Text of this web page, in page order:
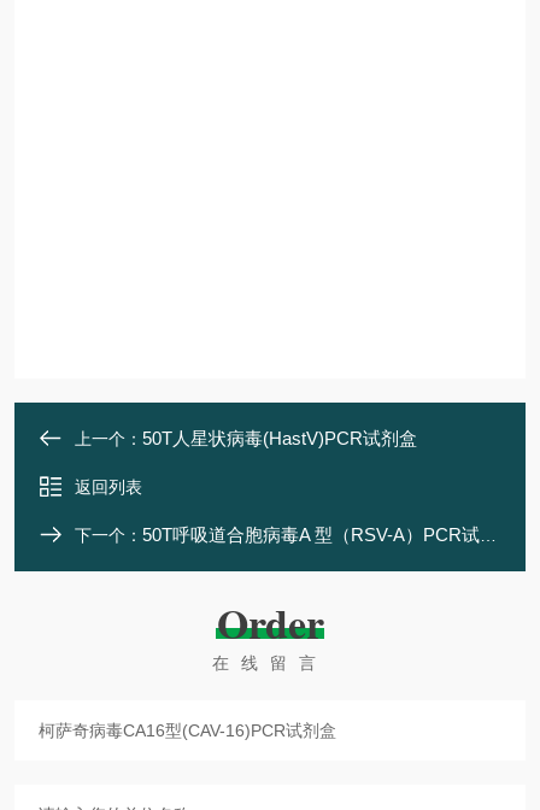
上一个： 50T人星状病毒(HastV)PCR试剂盒
返回列表
下一个： 50T呼吸道合胞病毒A 型（RSV-A）PCR试剂盒
Order
在线留言